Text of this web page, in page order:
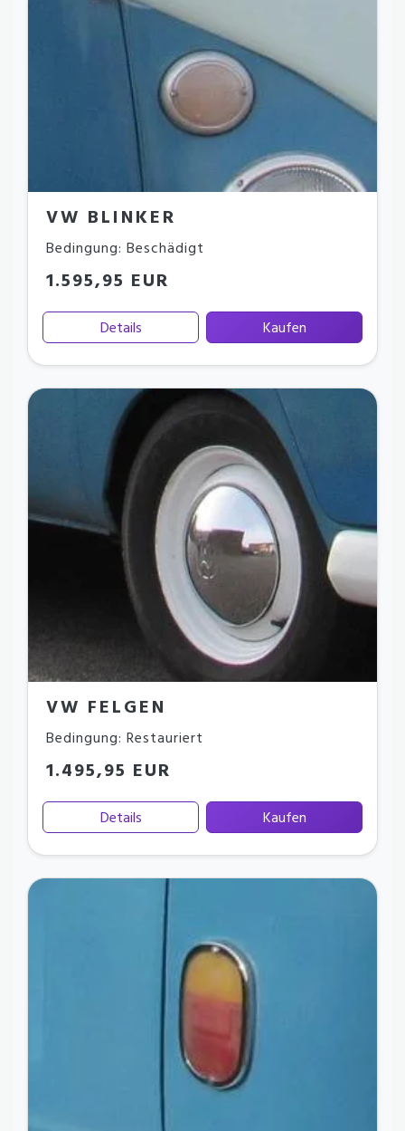
VW BLINKER
Bedingung: Beschädigt
1.595,95 EUR
Details Kaufen
VW FELGEN
Bedingung: Restauriert
1.495,95 EUR
Details Kaufen